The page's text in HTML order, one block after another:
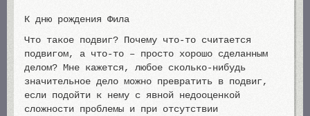
К дню рождения Фила
Что такое подвиг? Почему что-то считается
подвигом, а что-то – просто хорошо сделанным
делом? Мне кажется, любое сколько-нибудь
значительное дело можно превратить в подвиг,
если подойти к нему с явной недооценкой
сложности проблемы и при отсутствии